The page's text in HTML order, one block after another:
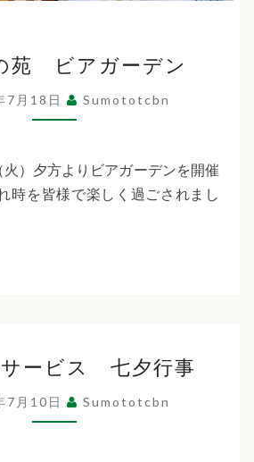
け
ぼ
の
ビ
ア
苑 ビアガーデン
7月18日 Sumototcbn
火）夕方よりビアガーデンを開催
時を皆様で楽しく過ごされまし
良
デ
イ
ービス 七夕行事
7月10日 Sumototcbn